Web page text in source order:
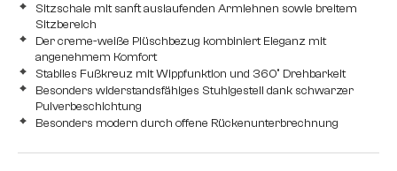
Sitzschale mit sanft auslaufenden Armlehnen sowie breitem
Sitzbereich
Der creme-weiße Plüschbezug kombiniert Eleganz mit
angenehmem Komfort
Stabiles Fußkreuz mit Wippfunktion und 360° Drehbarkeit
Besonders widerstandsfähiges Stuhlgestell dank schwarzer
Pulverbeschichtung
Besonders modern durch offene Rückenunterbrechnung